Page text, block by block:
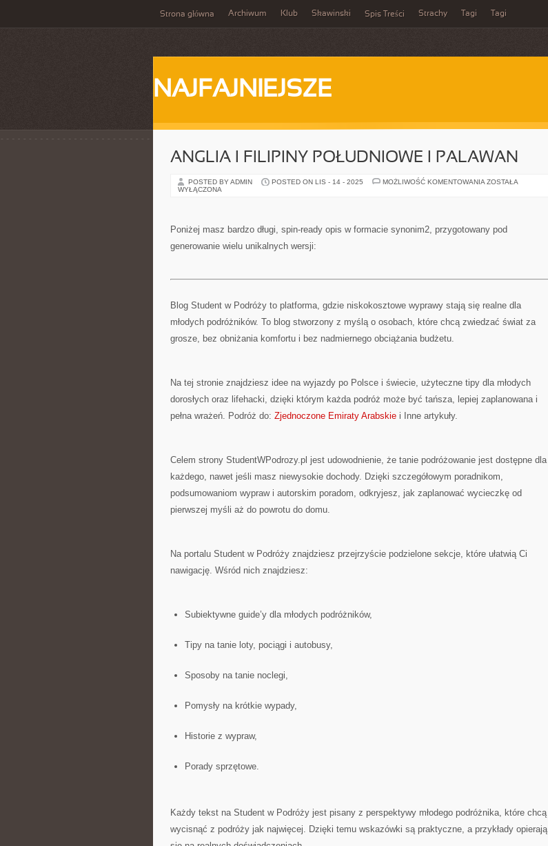
Strona główna Archiwum Klub Skawinski Spis Treści Strachy Tagi Tagi
NAJFAJNIEJSZE
ANGLIA I FILIPINY POŁUDNIOWE I PALAWAN
POSTED BY ADMIN POSTED ON LIS - 14 - 2025 MOŻLIWOŚĆ KOMENTOWANIA ANGLIA
ZOSTAŁA
WYŁĄCZONA
Poniżej masz bardzo długi, spin-ready opis w formacie synonim2, przygotowany pod
generowanie wielu unikalnych wersji:
Blog Student w Podróży to platforma, gdzie niskokosztowe wyprawy stają się realne dla
młodych podróżników. To blog stworzony z myślą o osobach, które chcą zwiedzać świat za
grosze, bez obniżania komfortu i bez nadmiernego obciążania budżetu.
Na tej stronie znajdziesz idee na wyjazdy po Polsce i świecie, użyteczne tipy dla młodych
dorosłych oraz lifehacki, dzięki którym każda podróż może być tańsza, lepiej zaplanowana i
pełna wrażeń. Podróż do: Zjednoczone Emiraty Arabskie i Inne artykuły.
Celem strony StudentWPodrozy.pl jest udowodnienie, że tanie podróżowanie jest dostępne dla
każdego, nawet jeśli masz niewysokie dochody. Dzięki szczegółowym poradnikom,
podsumowaniom wypraw i autorskim poradom, odkryjesz, jak zaplanować wycieczkę od
pierwszej myśli aż do powrotu do domu.
Na portalu Student w Podróży znajdziesz przejrzyście podzielone sekcje, które ułatwią Ci
nawigację. Wśród nich znajdziesz:
Subiektywne guide’y dla młodych podróżników,
Tipy na tanie loty, pociągi i autobusy,
Sposoby na tanie noclegi,
Pomysły na krótkie wypady,
Historie z wypraw,
Porady sprzętowe.
Każdy tekst na Student w Podróży jest pisany z perspektywy młodego podróżnika, które chcą
wycisnąć z podróży jak najwięcej. Dzięki temu wskazówki są praktyczne, a przykłady opierają